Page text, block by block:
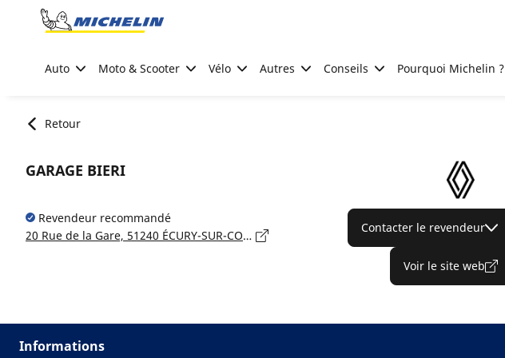
Go to page content
Auto Moto & Scooter Vélo Autres Conseils Pourquoi Michelin ?
Retour
GARAGE BIERI
Revendeur recommandé
20 Rue de la Gare, 51240 ÉCURY-SUR-COOLE
Contacter le revendeur
Voir le site web
Informations